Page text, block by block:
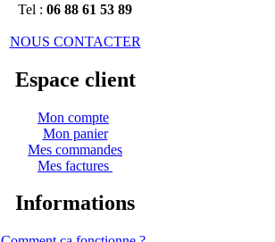
Tel : 06 88 61 53 89
NOUS CONTACTER
Espace client
Mon compte
Mon panier
Mes commandes
Mes factures
Informations